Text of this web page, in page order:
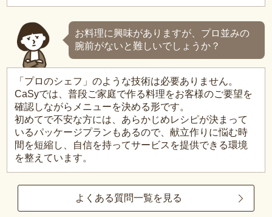
お料理に興味がありますが、プロ並みの
腕前がないと難しいでしょうか？
「プロのシェフ」のような技術は必要ありません。
CaSyでは、普段ご家庭で作る料理をお客様のご要望を
確認しながらメニューを決める形です。
初めてで不安な方には、あらかじめレシピが決まって
いるパッケージプランもあるので、献立作りに悩む時
間を短縮し、自信を持ってサービスを提供できる環境
を整えています。
よくある質問一覧を見る